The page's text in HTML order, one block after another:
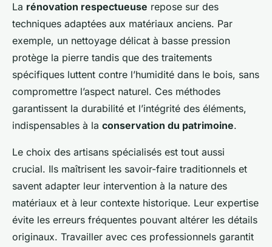
La rénovation respectueuse repose sur des
techniques adaptées aux matériaux anciens. Par
exemple, un nettoyage délicat à basse pression
protège la pierre tandis que des traitements
spécifiques luttent contre l’humidité dans le bois, sans
compromettre l’aspect naturel. Ces méthodes
garantissent la durabilité et l’intégrité des éléments,
indispensables à la conservation du patrimoine.
Le choix des artisans spécialisés est tout aussi
crucial. Ils maîtrisent les savoir-faire traditionnels et
savent adapter leur intervention à la nature des
matériaux et à leur contexte historique. Leur expertise
évite les erreurs fréquentes pouvant altérer les détails
originaux. Travailler avec ces professionnels garantit